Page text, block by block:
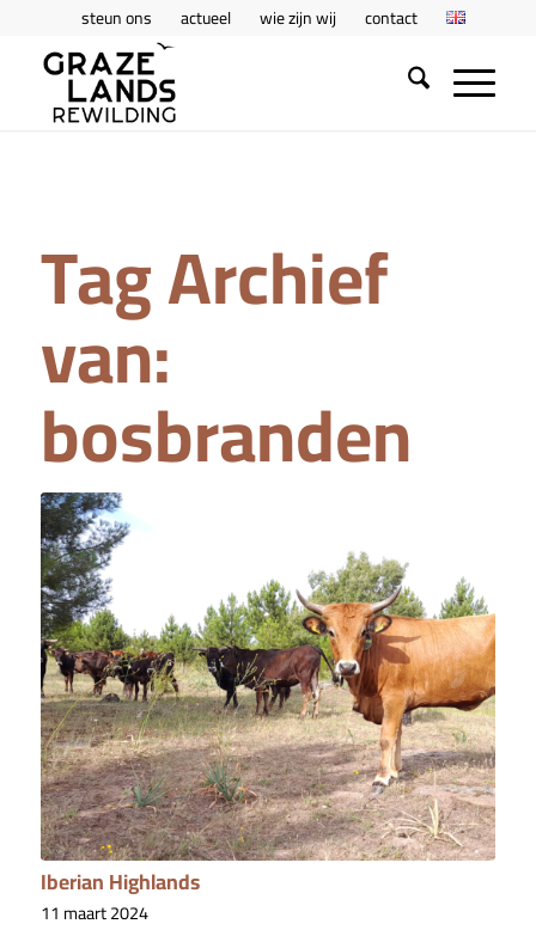
steun ons actueel wie zijn wij contact
Tag Archief
van:
bosbranden
Iberian Highlands
11 maart 2024